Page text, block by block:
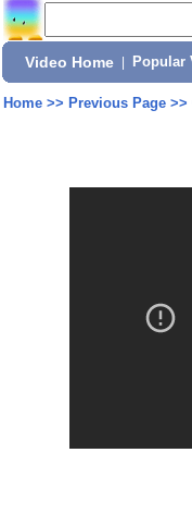
Video Home Popular
Home>> Previous Page>>